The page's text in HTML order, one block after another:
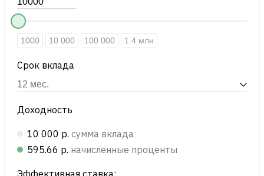
1000 10 000 100 000 1.4 млн
Срок вклада
Доходность
10 000 р. сумма вклада
595.66 р. начисленные проценты
Эффективная ставка: